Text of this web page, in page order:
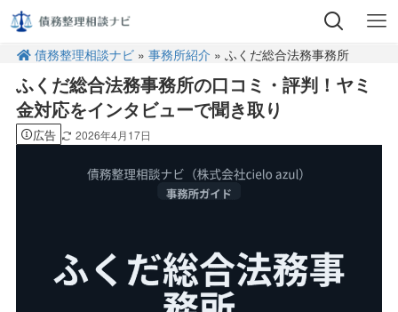
債務整理相談ナビ »事務所紹介 » ふくだ総合法務事務所
ふくだ総合法務事務所の口コミ・評判！ヤミ
金対応をインタビューで聞き取り
広告 2026年4月17日